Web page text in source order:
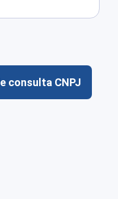
consulta CNPJ